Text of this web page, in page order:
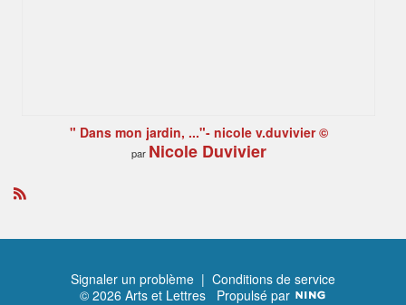
" Dans mon jardin, ..."- nicole v.duvivier ©
par Nicole Duvivier
R
Signaler un problème | Conditions de service
© 2026 Arts et Lettres Propulsé par